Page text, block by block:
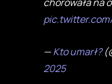
—Kto umarł?
2025